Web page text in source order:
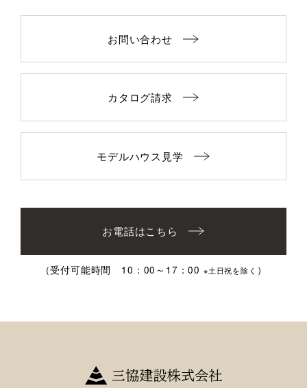
お問い合わせ
カタログ請求
モデルハウス見学
お電話はこちら
（受付可能時間 10：00～17：00 ※土日祝を除く ）